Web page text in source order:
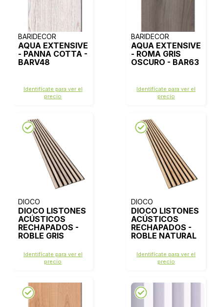
BARIDECOR
AQUA EXTENSIVE
- PANNA COTTA -
BARV48
Identifícate para ver el
precio
BARIDECOR
AQUA EXTENSIVE
- ROMA GRIS
OSCURO - BAR63
Identifícate para ver el
precio
DIOCO
DIOCO LISTONES
ACÚSTICOS
RECHAPADOS -
ROBLE GRIS
Identifícate para ver el
precio
DIOCO
DIOCO LISTONES
ACÚSTICOS
RECHAPADOS -
ROBLE NATURAL
Identifícate para ver el
precio